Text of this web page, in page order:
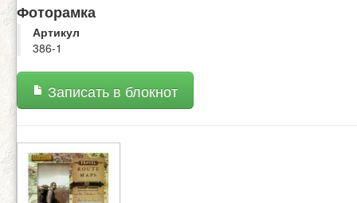
Фоторамка
Артикул
386-1
Записать в блокнот